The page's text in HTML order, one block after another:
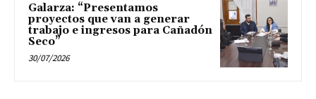
Galarza: “Presentamos
proyectos que van a generar
trabajo e ingresos para Cañadón
Seco”
30/07/2026